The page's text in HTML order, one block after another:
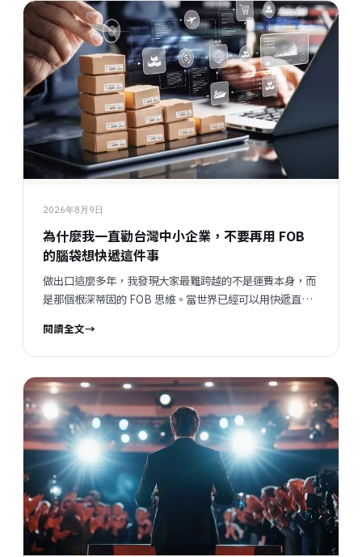
2026年8月9日
為什麼我一直勸台灣中小企業，不要再用 FOB
的腦袋想快遞這件事
做出口這麼多年，我發現大家最難跨越的不是運費本身，而
是那個根深蒂固的 FOB 思維。當世界已經可以用快遞直送
章，是我想跟同樣在跑外銷的朋友說的一些真心話。
閱讀全文→